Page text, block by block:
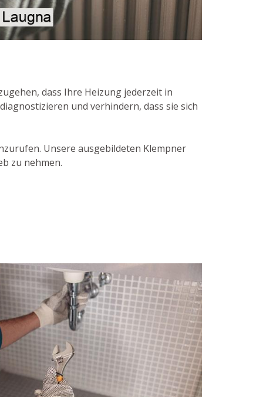
dass Ihre Heizung jederzeit in
und verhindern, dass sie sich
Unsere ausgebildeten Klempner
zu nehmen.